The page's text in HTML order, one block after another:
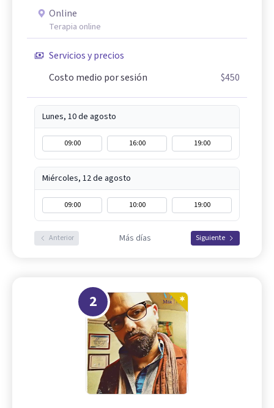
Online
Terapia online
Servicios y precios
Costo medio por sesión
$450
Lunes, 10 de agosto
09:00 16:00 19:00
Miércoles, 12 de agosto
09:00 10:00 19:00
Anterior Más días Siguiente
2